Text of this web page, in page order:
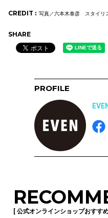
CREDIT : 写真／六本木泰彦 スタイリ
SHARE
PROFILE
[ 公式オンラインショップおすす